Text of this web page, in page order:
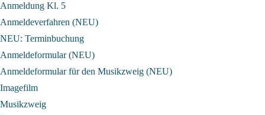
Anmeldung Kl. 5
Anmeldeverfahren (NEU)
NEU: Terminbuchung
Anmeldeformular (NEU)
Anmeldeformular für den Musikzweig (NEU)
Imagefilm
Musikzweig